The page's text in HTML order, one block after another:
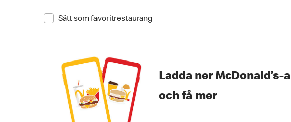
Sätt som favoritrestaurang
Ladda ner McDonald’s-
och få mer